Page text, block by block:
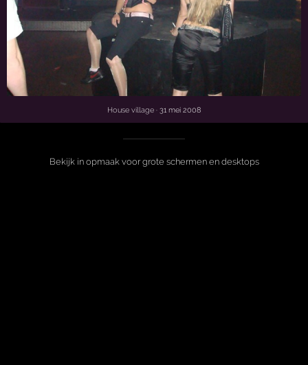
House village · 31 mei 2008
Bekijk in opmaak voor grote schermen en desktops